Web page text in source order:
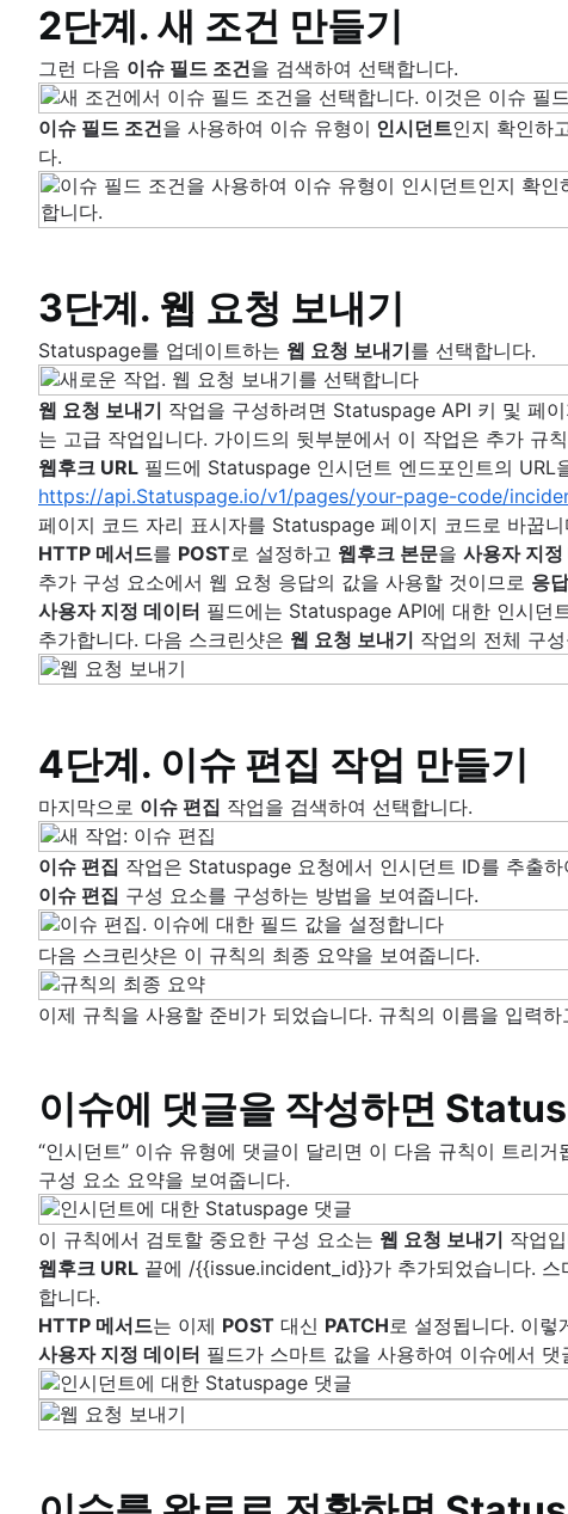
2단계. 새 조건 만들기
그런 다음 이슈 필드 조건을 검색하여 선택합니다.
이슈 필드 조건을 사용하여 이슈 유형이 인시던트인지 확인하
다.
3단계. 웹 요청 보내기
Statuspage를 업데이트하는 웹 요청 보내기를 선택합니다.
웹 요청 보내기 작업을 구성하려면 Statuspage API 키 및 페
는 고급 작업입니다. 가이드의 뒷부분에서 이 작업은 추가 규
웹후크 URL 필드에 Statuspage 인시던트 엔드포인트의 URL
https://api.Statuspage.io/v1/pages/your-page-code/
페이지 코드 자리 표시자를 Statuspage 페이지 코드로 바꿉
HTTP 메서드를 POST 로 설정하고 웹후크 본문을 사용자 지정
추가 구성 요소에서 웹 요청 응답의 값을 사용할 것이므로 응
사용자 지정 데이터 필드에는 Statuspage API에 대한 인시던
추가합니다. 다음 스크린샷은 웹 요청 보내기 작업의 전체 구
4단계. 이슈 편집 작업 만들기
마지막으로 이슈 편집 작업을 검색하여 선택합니다.
이슈 편집 작업은 Statuspage 요청에서 인시던트 ID를 추출
이슈 편집 구성 요소를 구성하는 방법을 보여줍니다.
다음 스크린샷은 이 규칙의 최종 요약을 보여줍니다.
이제 규칙을 사용할 준비가 되었습니다. 규칙의 이름을 입력하
이슈에 댓글을 작성하면
“인시던트” 이슈 유형에 댓글이 달리면 이 다음 규칙이 트리
구성 요소 요약을 보여줍니다.
이 규칙에서 검토할 중요한 구성 요소는 웹 요청 보내기 작업
웹후크 URL 끝에 /{{issue.incident_id}}가 추가되었습니다.
합니다.
HTTP 메서드는 이제 POST 대신 PATCH 로 설정됩니다. 이
사용자 지정 데이터 필드가 스마트 값을 사용하여 이슈에서